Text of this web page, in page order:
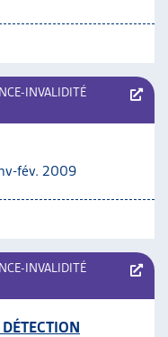
INVALIDITÉ
fév. 2009
INVALIDITÉ